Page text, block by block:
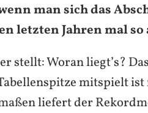
man sich das
letzten Jahren mal so
stellt: Woran liegt’s?
mitspielt
liefert der